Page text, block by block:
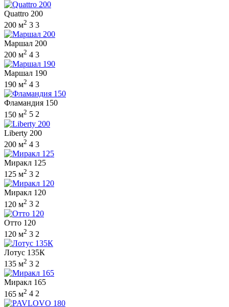
Quattro 200
200 м2 3 3
Маршал 200
200 м2 4 3
Маршал 190
190 м2 4 3
Фламандия 150
150 м2 5 2
Liberty 200
200 м2 4 3
Миракл 125
125 м2 3 2
Миракл 120
120 м2 3 2
Отто 120
120 м2 3 2
Лотус 135К
135 м2 3 2
Миракл 165
165 м2 4 2